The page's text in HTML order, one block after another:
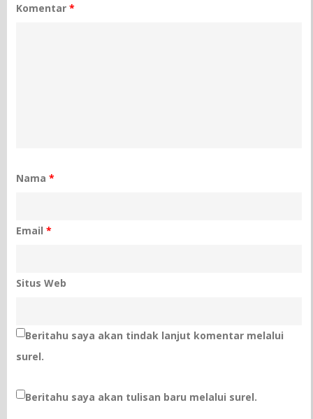
Komentar*
Nama*
Email*
Situs Web
Beritahu saya akan tindak lanjut komentar melalui
surel.
Beritahu saya akan tulisan baru melalui surel.